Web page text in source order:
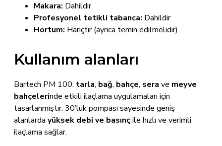
Makara: Dahildir
Profesyonel tetikli tabanca: Dahildir
Hortum: Hariçtir (ayrıca temin edilmelidir)
Kullanım alanları
Bartech PM 100; tarla, bağ, bahçe, sera ve meyve
bahçelerinde etkili ilaçlama uygulamaları için
tasarlanmıştır. 30’luk pompası sayesinde geniş
alanlarda yüksek debi ve basınçile hızlı ve verimli
ilaçlama sağlar.